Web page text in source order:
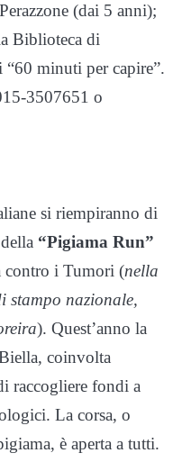
(dai 5 anni);
Biblioteca di
minuti per capire”.
3507651 o
si riempiranno di
“Pigiama Run”
contro i Tumori (nella
stampo nazionale,
). Quest’anno la
coinvolta
raccogliere fondi a
La corsa, o
è aperta a tutti.